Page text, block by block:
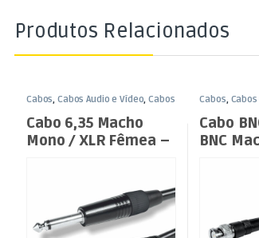
Produtos Relacionados
Cabos,Cabos Áudio e Vídeo,Cabos
Cabo 6,35 Macho
Mono / XLR Fêmea –
Cabos,
Cabo
BNC